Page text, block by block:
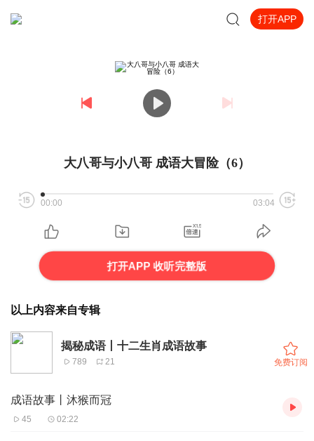
打开APP
大八哥与小八哥 成语大冒险（6）
00:00 03:04
打开APP 收听完整版
以上内容来自专辑
揭秘成语丨十二生肖成语故事
789 21 免费订阅
成语故事丨沐猴而冠
45 02:22